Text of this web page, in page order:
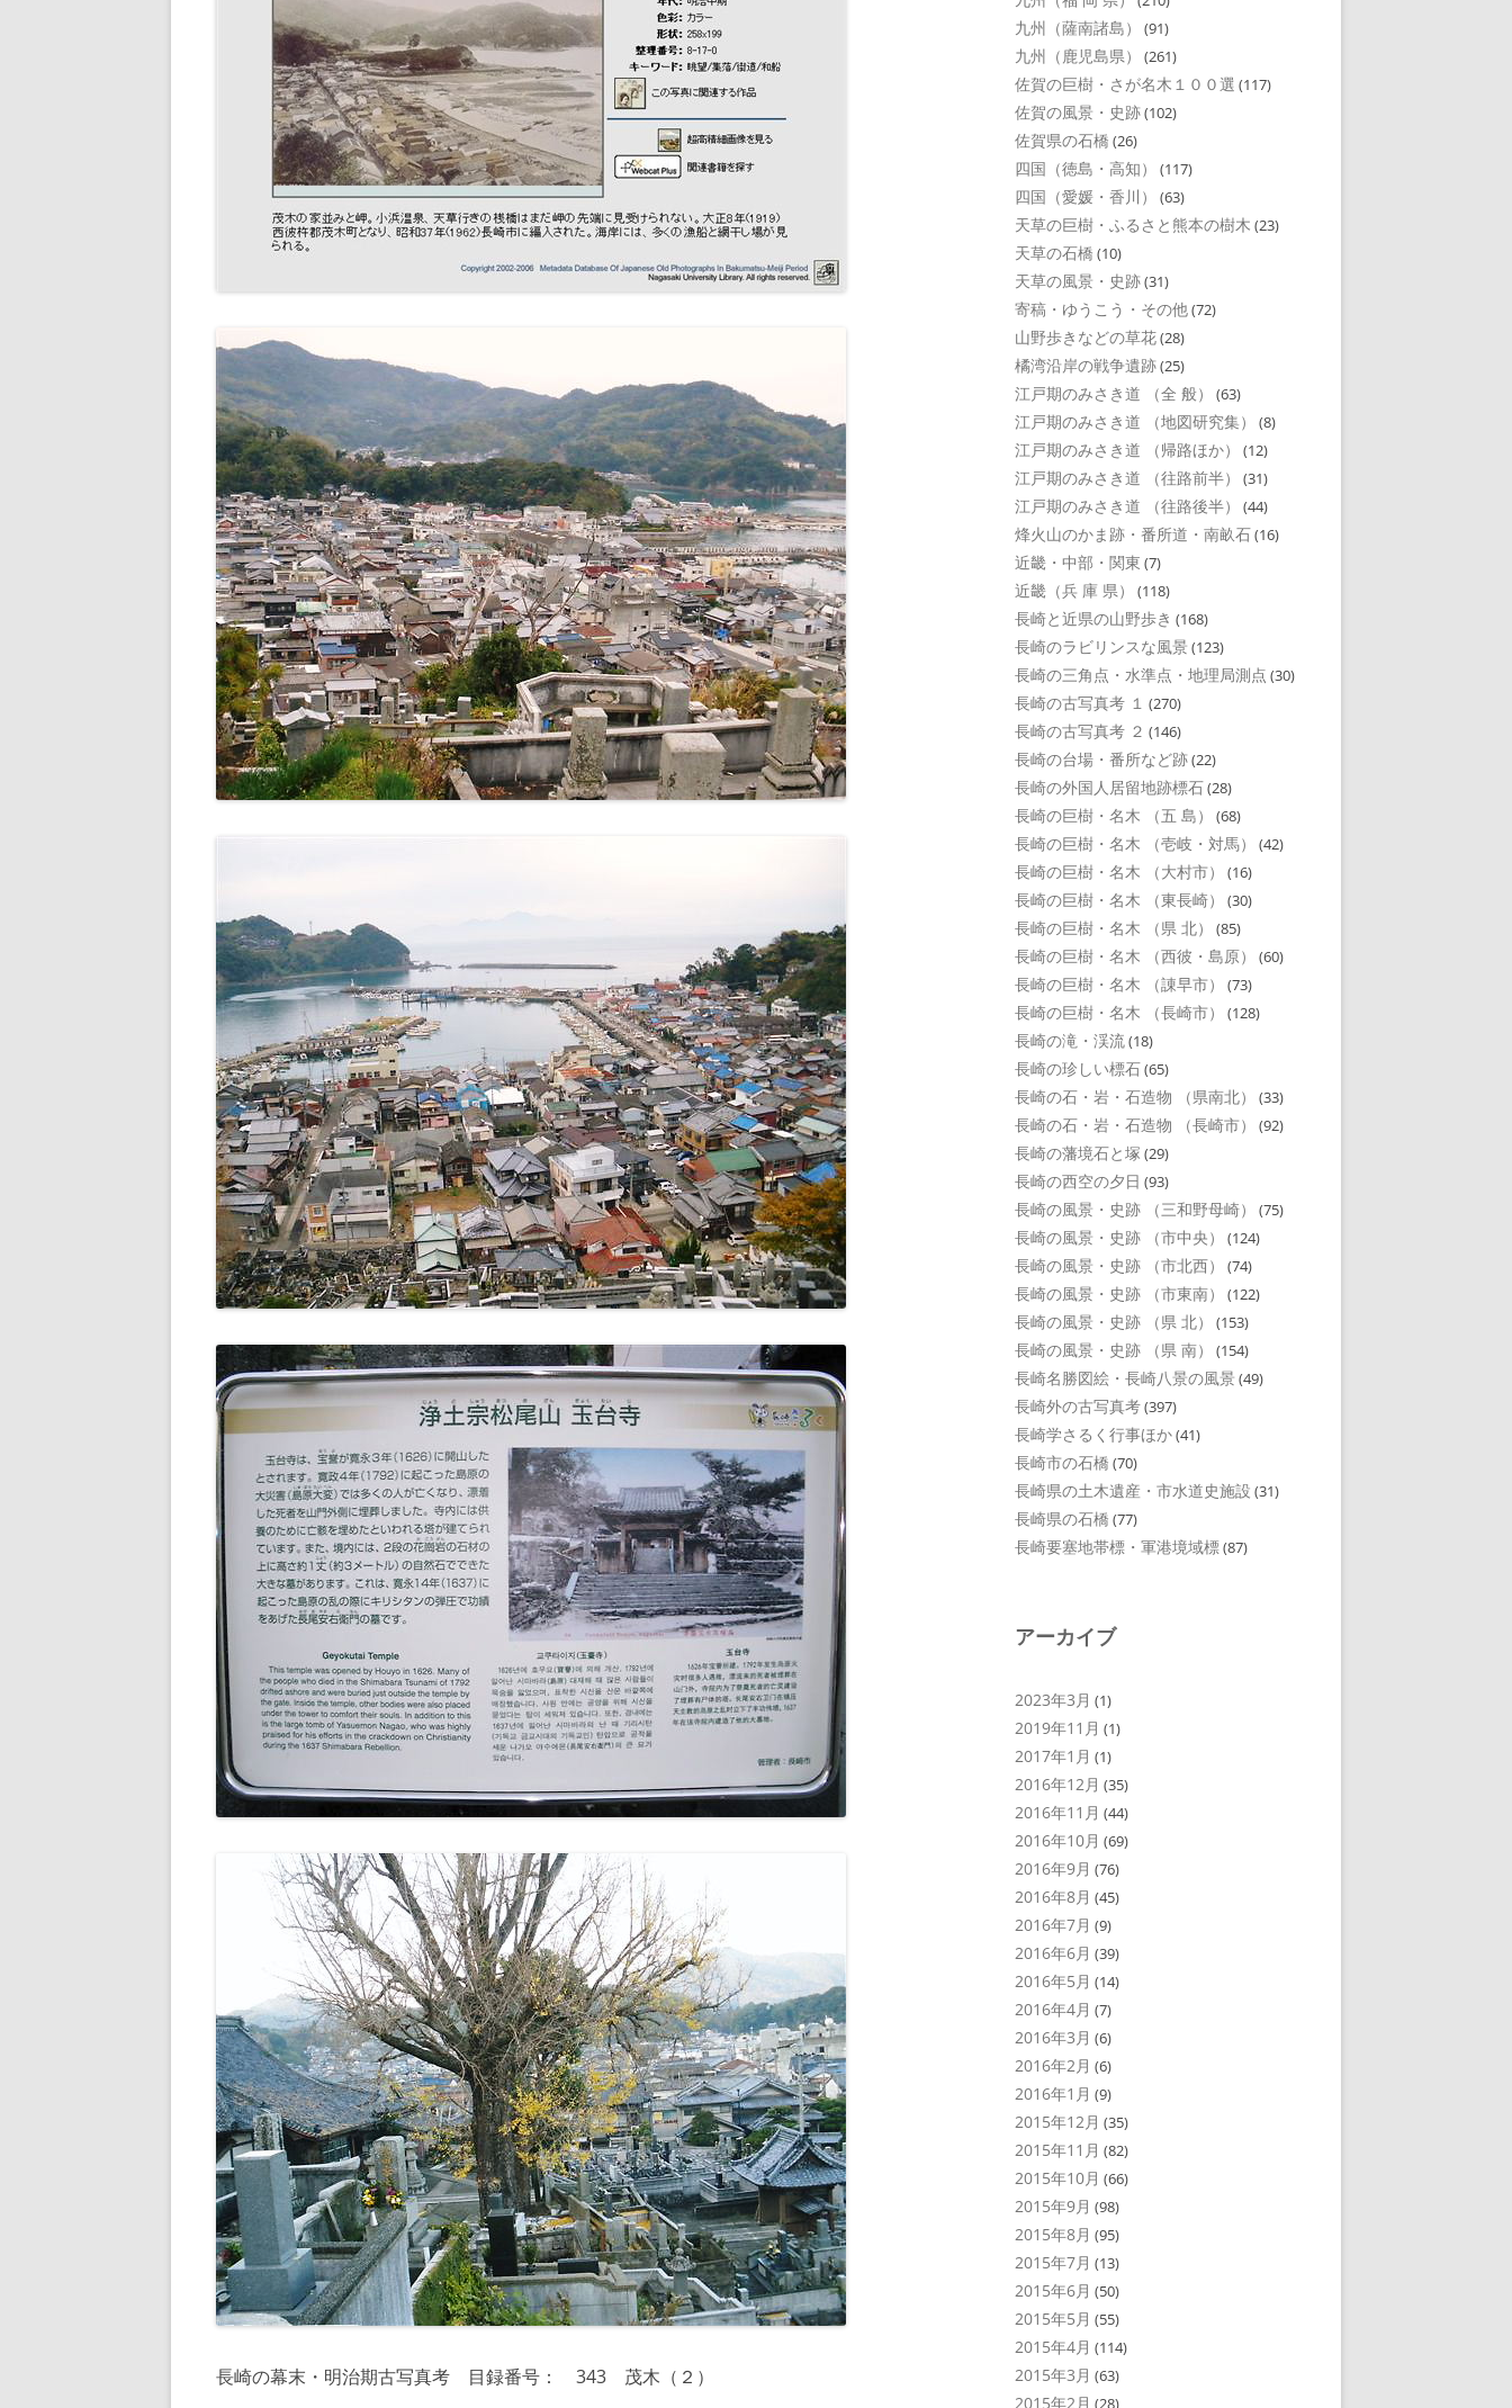
長崎の幕末・明治期古写真考 目録番号： 343 茂木（２）
九州（薩南諸島） (91)
九州（鹿児島県） (261)
佐賀の巨樹・さが名木１００選 (117)
佐賀の風景・史跡(102)
佐賀県の石橋 (26)
四国（徳島・高知） (117)
四国（愛媛・香川） (63)
天草の巨樹・ふるさと熊本の樹木 (23)
天草の石橋 (10)
天草の風景・史跡(31)
寄稿・ゆうこう・その他(72)
山野歩きなどの草花(28)
橘湾沿岸の戦争遺跡(25)
江戸期のみさき道 （全 般） (63)
江戸期のみさき道 （地図研究集） (8)
江戸期のみさき道 （帰路ほか） (12)
江戸期のみさき道 （往路前半） (31)
江戸期のみさき道 （往路後半） (44)
烽火山のかま跡・番所道・南畝石(16)
近畿・中部・関東 (7)
近畿（兵 庫 県） (118)
長崎と近県の山野歩き (168)
長崎のラビリンスな風景 (123)
長崎の三角点・水準点・地理局測点 (30)
長崎の古写真考 １ (270)
長崎の古写真考 ２ (146)
長崎の台場・番所など跡(22)
長崎の外国人居留地跡標石(28)
長崎の巨樹・名木 （五 島） (68)
長崎の巨樹・名木 （壱岐・対馬） (42)
長崎の巨樹・名木 （大村市） (16)
長崎の巨樹・名木 （東長崎） (30)
長崎の巨樹・名木 （県 北） (85)
長崎の巨樹・名木 （西彼・島原） (60)
長崎の巨樹・名木 （諌早市） (73)
長崎の巨樹・名木 （長崎市） (128)
長崎の滝・渓流(18)
長崎の珍しい標石(65)
長崎の石・岩・石造物 （県南北） (33)
長崎の石・岩・石造物 （長崎市） (92)
長崎の藩境石と塚 (29)
長崎の西空の夕日 (93)
長崎の風景・史跡 （三和野母崎） (75)
長崎の風景・史跡 （市中央） (124)
長崎の風景・史跡 （市北西） (74)
長崎の風景・史跡 （市東南） (122)
長崎の風景・史跡 （県 北） (153)
長崎の風景・史跡 （県 南） (154)
長崎名勝図絵・長崎八景の風景 (49)
長崎外の古写真考(397)
長崎学さるく行事ほか(41)
長崎市の石橋 (70)
長崎県の土木遺産・市水道史施設 (31)
長崎県の石橋 (77)
長崎要塞地帯標・軍港境域標(87)
アーカイブ
2023年3月 (1)
2019年11月 (1)
2017年1月 (1)
2016年12月 (35)
2016年11月 (44)
2016年10月 (69)
2016年9月 (76)
2016年8月 (45)
2016年7月 (9)
2016年6月 (39)
2016年5月 (14)
2016年4月 (7)
2016年3月 (6)
2016年2月 (6)
2016年1月 (9)
2015年12月 (35)
2015年11月 (82)
2015年10月 (66)
2015年9月 (98)
2015年8月 (95)
2015年7月 (13)
2015年6月 (50)
2015年5月 (55)
2015年4月 (114)
2015年3月 (63)
2015年2月 (28)